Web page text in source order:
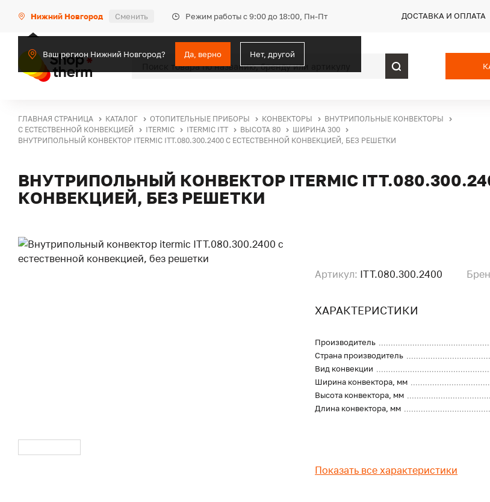
Нижний Новгород Сменить Режим работы с 9:00 до 18:00, Пн-Пт
Ваш регион Нижний Новгород? Да, верно Нет, другой
ДОСТАВКА И ОПЛАТА
ГЛАВНАЯ СТРАНИЦА КАТАЛОГ ОТОПИТЕЛЬНЫЕ ПРИБОРЫ КОНВЕКТОРЫ
ВНУТРИПОЛЬНЫЕ КОНВЕКТОРЫ
С ЕСТЕСТВЕННОЙ КОНВЕКЦИЕЙ
ITERMIC ITERMIC ITT ВЫСОТА 80
ШИРИНА 300
ВНУТРИПОЛЬНЫЙ КОНВЕКТОР ITERMIC ITT.080.300.2400 С ЕСТЕСТВЕННОЙ КОНВЕКЦИЕЙ, БЕЗ РЕШЕТКИ
ВНУТРИПОЛЬНЫЙ КОНВЕКТОР ITERMIC
КОНВЕКЦИЕЙ, БЕЗ РЕШЕТКИ
Артикул: ITT.080.300.2400
ХАРАКТЕРИСТИКИ
Производитель
Страна производитель
Вид конвекции
Ширина конвектора, мм
Высота конвектора, мм
Длина конвектора, мм
Показать все характеристики